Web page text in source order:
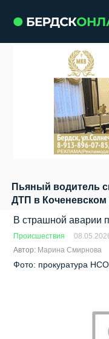
Пьяный водитель
ДТП в Коченевском
В страшной аварии
Происшествия
Автор: Марина Смирнова
Фото: прокуратура